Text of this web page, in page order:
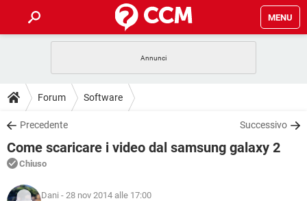
MENU
INTRATTENIMENTO
iOS
INSTAGRAM WHATSAPP
TIKTOK
HARDWARE
GUIDE
COVID-19
iOS
INSTAGRAM
DOWNLOAD
COVID-19 GAMING
INTRATTENIMENTO
iOS
FORUM
COVID-19
GLOSSARIO
Forum Software
Precedente Successivo
Come scaricare i video dal samsung galaxy 2
Chiuso
Dani - 28 nov 2014 alle 17:00